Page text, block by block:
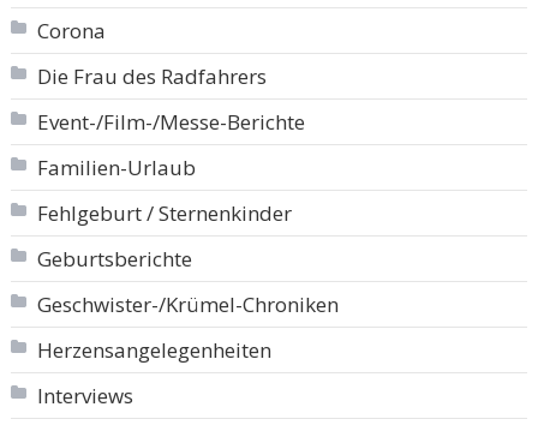
Corona
Die Frau des Radfahrers
Event-/Film-/Messe-Berichte
Familien-Urlaub
Fehlgeburt / Sternenkinder
Geburtsberichte
Geschwister-/Krümel-Chroniken
Herzensangelegenheiten
Interviews